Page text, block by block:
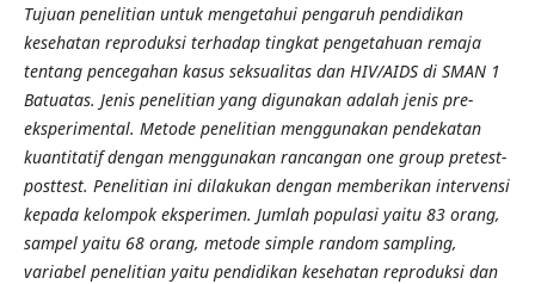
Tujuan penelitian untuk mengetahui pengaruh pendidikan
kesehatan reproduksi terhadap tingkat pengetahuan remaja
tentang pencegahan kasus seksualitas dan HIV/AIDS di SMAN 1
Batuatas. Jenis penelitian yang digunakan adalah jenis pre-
eksperimental. Metode penelitian menggunakan pendekatan
kuantitatif dengan menggunakan rancangan one group pretest-
posttest. Penelitian ini dilakukan dengan memberikan intervensi
kepada kelompok eksperimen. Jumlah populasi yaitu 83 orang,
sampel yaitu 68 orang, metode simple random sampling,
variabel penelitian yaitu pendidikan kesehatan reproduksi dan